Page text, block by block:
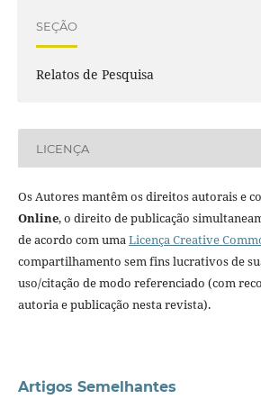
SEÇÃO
Relatos de Pesquisa
LICENÇA
Os Autores mantêm os direitos autorais e
Online, o direito de publicação
de acordo com umaLicença Creative
compartilhamento sem fins lucrativos de
uso/citação de modo referenciado (com
autoria e publicação nesta revista).
Artigos Semelhantes